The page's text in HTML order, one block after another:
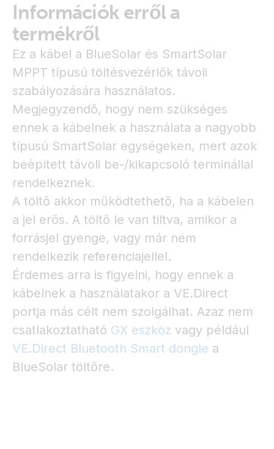
Információk erről a
termékről
Ez a kábel a BlueSolar és SmartSolar
MPPT típusú töltésvezérlők távoli
szabályozására használatos.
Megjegyzendő, hogy nem szükséges
ennek a kábelnek a használata a nagyobb
típusú SmartSolar egységeken, mert azok
beépített távoli be-/kikapcsoló terminállal
rendelkeznek.
A töltő akkor működtethető, ha a kábelen
a jel erős. A töltő le van tiltva, amikor a
forrásjel gyenge, vagy már nem
rendelkezik referenciajellel.
Érdemes arra is figyelni, hogy ennek a
kábelnek a használatakor a VE.Direct
portja más célt nem szolgálhat. Azaz nem
csatlakoztatható GX eszköz vagy például
VE.Direct Bluetooth Smart dongle a
BlueSolar töltőre.